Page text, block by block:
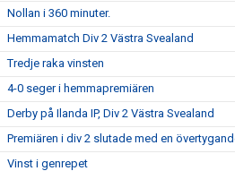
Nollan i 360 minuter.
Hemmamatch Div 2 Västra Svealand
Tredje raka vinsten
4-0 seger i hemmapremiären
Derby på Ilanda IP, Div 2 Västra Svealand
Premiären i div 2 slutade med en
Vinst i genrepet